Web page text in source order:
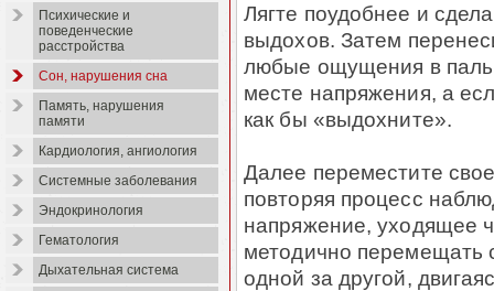
Психические и
поведенческие
расстройства
Сон, нарушения сна
Память, нарушения
памяти
Кардиология, ангиология
Системные заболевания
Эндокринология
Гематология
Дыхательная система
Лягте поудобнее и
выдохов. Затем
любые ощущения в
месте напряжения, а
как бы «выдохните».
Далее переместите
повторяя процесс
напряжение, уходящее
методично перемещать
одной за другой,